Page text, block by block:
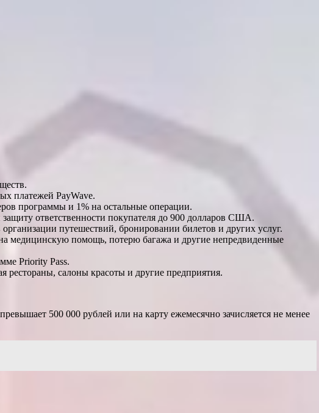
платежей PayWave.
программы и 1% на остальные операции.
ответственности покупателя до 900 долларов США.
путешествий, бронировании билетов и других услуг.
на медицинскую помощь, потерю багажа и другие непредвиденные
Priority Pass.
рестораны, салоны красоты и другие предприятия.
500 000 рублей или на карту ежемесячно зачисляется не менее